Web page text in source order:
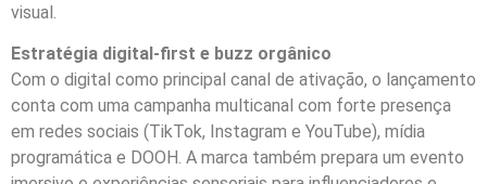
visual.
Estratégia digital-first e buzz orgânico
Com o digital como principal canal de ativação, o lançamento
conta com uma campanha multicanal com forte presença
em redes sociais (TikTok, Instagram e YouTube), mídia
programática e DOOH. A marca também prepara um evento